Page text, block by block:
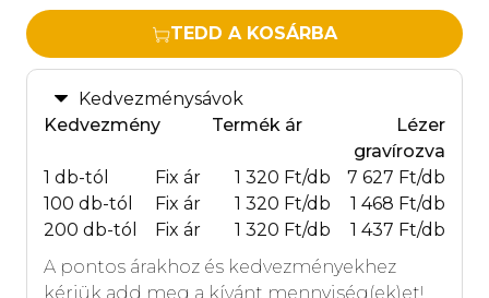
TEDD A KOSÁRBA
Kedvezménysávok
Kedvezmény
Termék ár
Lézer
gravírozva
1 db-tól
Fix ár 1 320 Ft/db
7 627 Ft/db
100 db-tól
Fix ár 1 320 Ft/db
1 468 Ft/db
200 db-tól
Fix ár 1 320 Ft/db
1 437 Ft/db
A pontos árakhoz és kedvezményekhez
kérjük add meg a kívánt mennyiség(ek)et!